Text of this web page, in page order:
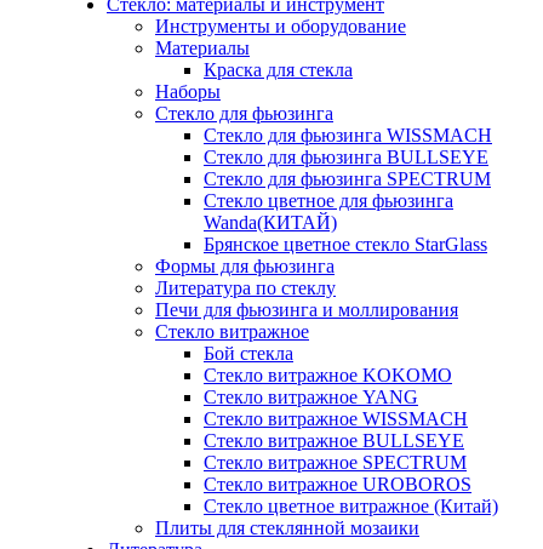
Стекло: материалы и инструмент
Инструменты и оборудование
Материалы
Краска для стекла
Наборы
Стекло для фьюзинга
Стекло для фьюзинга WISSMACH
Стекло для фьюзинга BULLSEYE
Стекло для фьюзинга SPECTRUM
Стекло цветное для фьюзинга
Wanda(КИТАЙ)
Брянское цветное стекло StarGlass
Формы для фьюзинга
Литература по стеклу
Печи для фьюзинга и моллирования
Стекло витражное
Бой стекла
Стекло витражное KOKOMO
Стекло витражное YANG
Стекло витражное WISSMACH
Стекло витражное BULLSEYE
Стекло витражное SPECTRUM
Стекло витражное UROBOROS
Стекло цветное витражное (Китай)
Плиты для стеклянной мозаики